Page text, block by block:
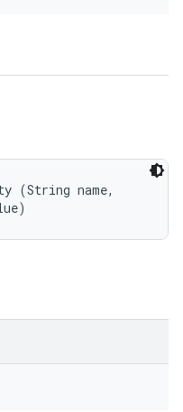
(String name,